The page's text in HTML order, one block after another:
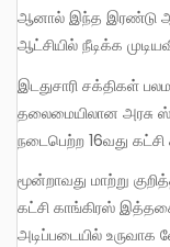
ஆனால் இந்த இரண்டு ஆட்சிகளும் ஐந்து ஆண்டுகள் கூட முழுமையாக
ஆட்சியில் நீடிக்க
இடதுசாரி சக்திகள் பலமடையாத வரையில் இத்தகைய மூன்றாவது அணி
தலைமையிலான அரசு
நடைபெற்ற 16வது கட்சி
மூன்றாவது மாற்று குறித்த கடந்த கால அனுபவத்தை பரிசீலித்த 17வது
கட்சி காங்கிரஸ்
அடிப்படையில் உருவாக